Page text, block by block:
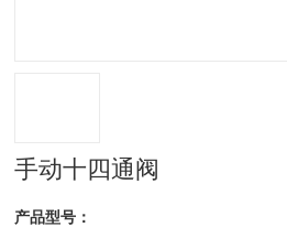
手动十四通阀
产品型号：